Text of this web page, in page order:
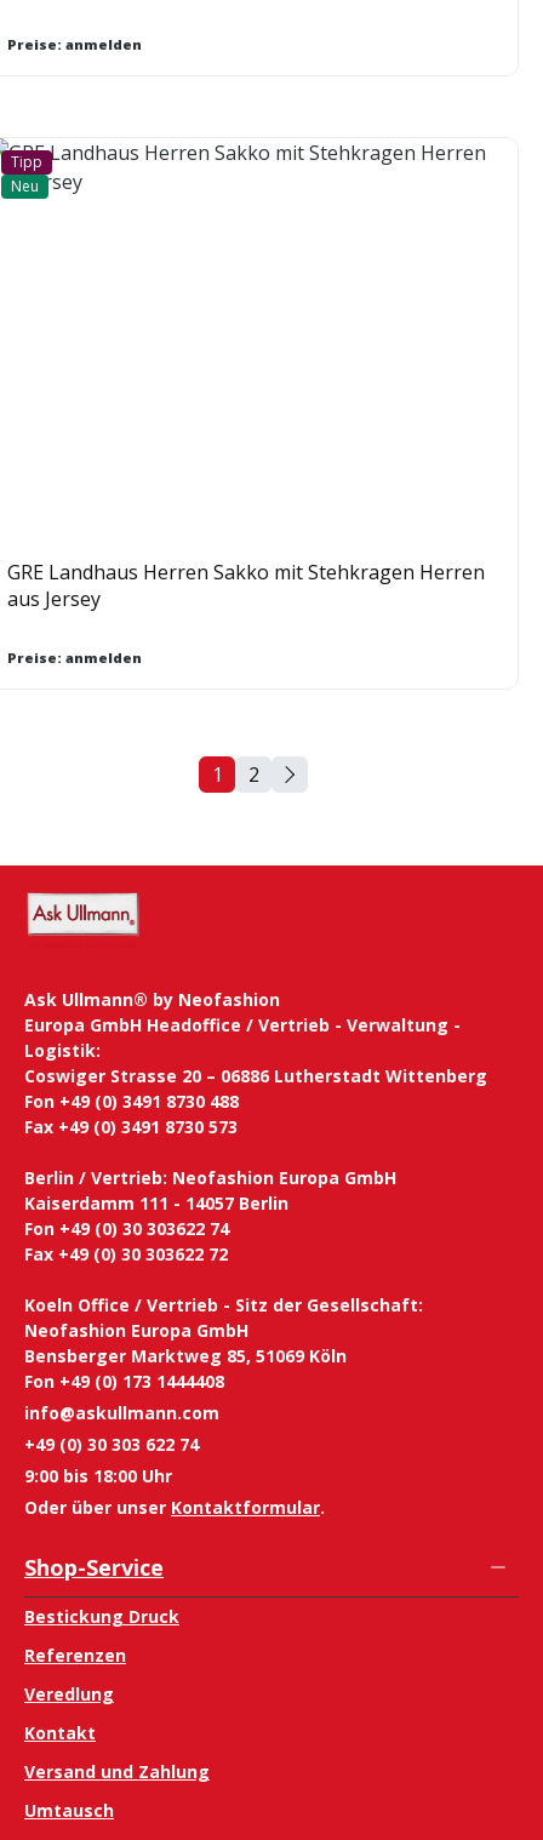
Preise: anmelden
Tipp
Neu
GRE Landhaus Herren Sakko mit Stehkragen Herren
aus Jersey
Preise: anmelden
Seite
1 Seite
2
Ask Ullmann® by Neofashion
Europa GmbH Headoffice / Vertrieb - Verwaltung -
Logistik:
Coswiger Strasse 20 – 06886 Lutherstadt Wittenberg
Fon +49 (0) 3491 8730 488
Fax +49 (0) 3491 8730 573
Berlin / Vertrieb: Neofashion Europa GmbH
Kaiserdamm 111 - 14057 Berlin
Fon +49 (0) 30 303622 74
Fax +49 (0) 30 303622 72
Koeln Office / Vertrieb - Sitz der Gesellschaft:
Neofashion Europa GmbH
Bensberger Marktweg 85, 51069 Köln
Fon +49 (0) 173 1444408
info@askullmann.com
+49 (0) 30 303 622 74
9:00 bis 18:00 Uhr
Oder über unser Kontaktformular.
Shop-Service
Bestickung Druck
Referenzen
Veredlung
Kontakt
Versand und Zahlung
Umtausch